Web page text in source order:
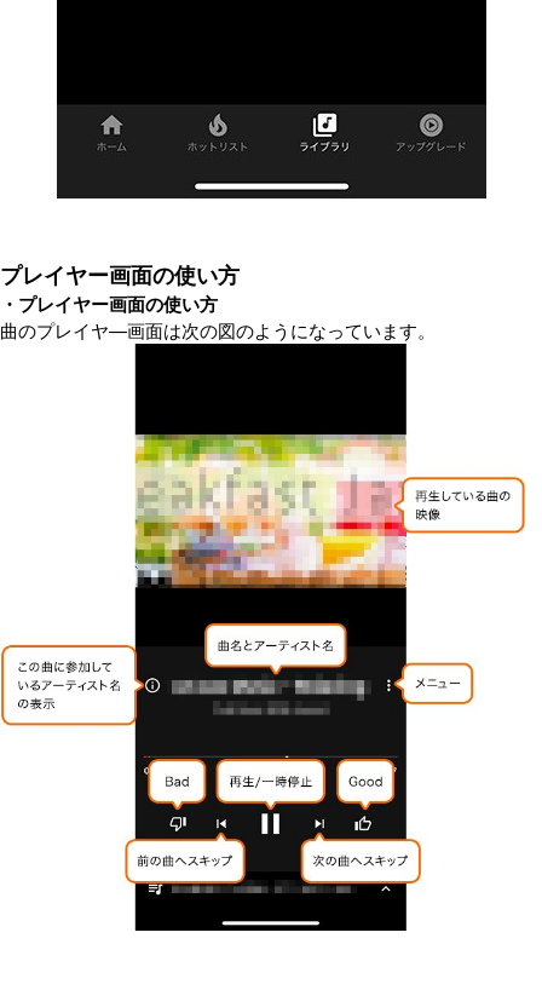
プレイヤー画面の使い方
・プレイヤー画面の使い方
曲のプレイヤ—画面は次の図のようになっています。